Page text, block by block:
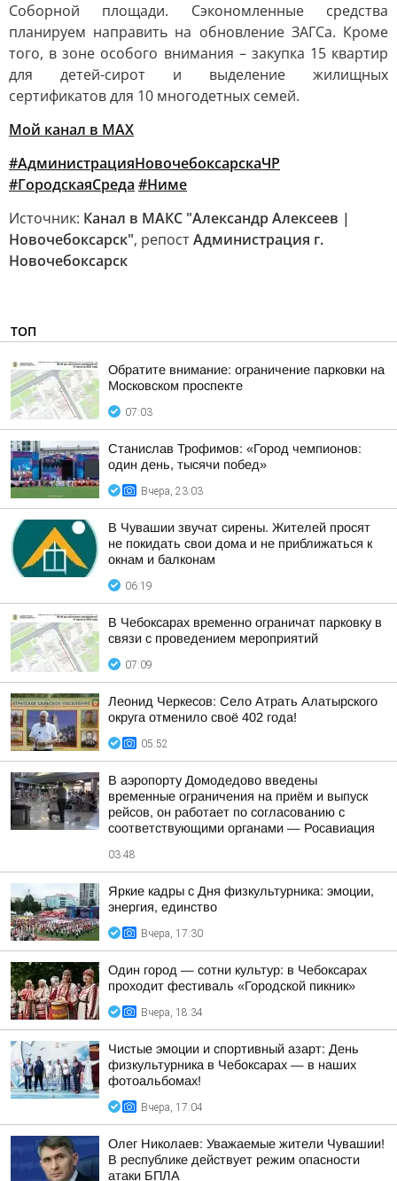
Соборной площади. Сэкономленные средства
планируем направить на обновление ЗАГСа. Кроме
того, в зоне особого внимания – закупка 15 квартир
для детей-сирот и выделение жилищных
сертификатов для 10 многодетных семей.
Мой канал в MAX
#АдминистрацияНовочебоксарскаЧР
#ГородскаяСреда #Ниме
Источник: Канал в МАКС "Александр Алексеев |
Новочебоксарск", репостАдминистрация г.
Новочебоксарск
ТОП
Обратите внимание: ограничение парковки на
Московском проспекте
07:03
Станислав Трофимов: «Город чемпионов:
один день, тысячи побед»
Вчера, 23:03
В Чувашии звучат сирены. Жителей просят
не покидать свои дома и не приближаться к
окнам и балконам
06:19
В Чебоксарах временно ограничат парковку в
связи с проведением мероприятий
07:09
Леонид Черкесов: Село Атрать Алатырского
округа отменило своё 402 года!
05:52
В аэропорту Домодедово введены
временные ограничения на приём и выпуск
рейсов, он работает по согласованию с
соответствующими органами — Росавиация
03:48
Яркие кадры с Дня физкультурника: эмоции,
энергия, единство
Вчера, 17:30
Один город — сотни культур: в Чебоксарах
проходит фестиваль «Городской пикник»
Вчера, 18:34
Чистые эмоции и спортивный азарт: День
физкультурника в Чебоксарах — в наших
фотоальбомах!
Вчера, 17:04
Олег Николаев: Уважаемые жители Чувашии!
В республике действует режим опасности
атаки БПЛА